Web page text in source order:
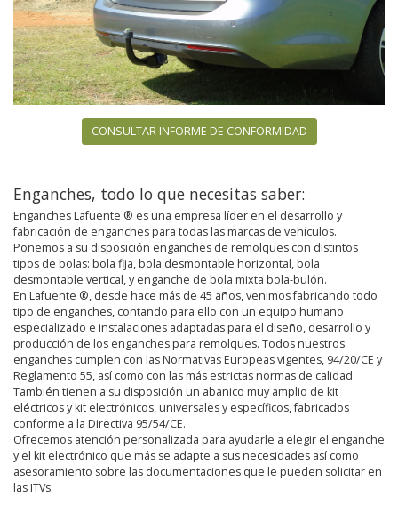
CONSULTAR INFORME DE CONFORMIDAD
Enganches, todo lo que necesitas saber:
Enganches Lafuente ® es una empresa líder en el desarrollo y
fabricación de enganches para todas las marcas de vehículos.
Ponemos a su disposición enganches de remolques con distintos
tipos de bolas: bola fija, bola desmontable horizontal, bola
desmontable vertical, y enganche de bola mixta bola-bulón.
En Lafuente ®, desde hace más de 45 años, venimos fabricando todo
tipo de enganches, contando para ello con un equipo humano
especializado e instalaciones adaptadas para el diseño, desarrollo y
producción de los enganches para remolques. Todos nuestros
enganches cumplen con las Normativas Europeas vigentes, 94/20/CE y
Reglamento 55, así como con las más estrictas normas de calidad.
También tienen a su disposición un abanico muy amplio de kit
eléctricos y kit electrónicos, universales y específicos, fabricados
conforme a la Directiva 95/54/CE.
Ofrecemos atención personalizada para ayudarle a elegir el enganche
y el kit electrónico que más se adapte a sus necesidades así como
asesoramiento sobre las documentaciones que le pueden solicitar en
las ITVs.